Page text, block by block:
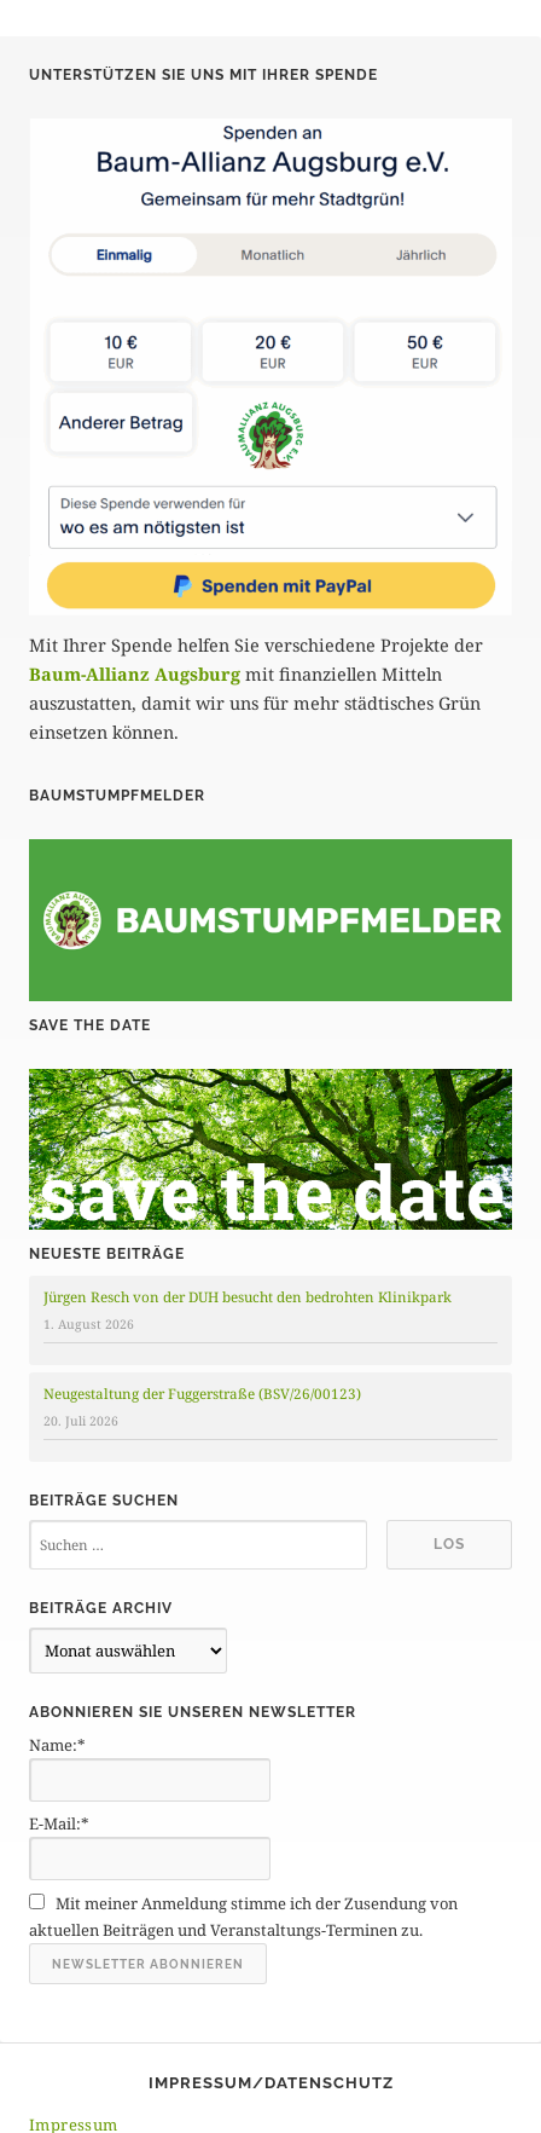
UNTERSTÜTZEN SIE UNS MIT IHRER SPENDE
Mit Ihrer Spende helfen Sie verschiedene Projekte der
Baum-Allianz Augsburg mit finanziellen Mitteln
auszustatten, damit wir uns für mehr städtisches Grün
einsetzen können.
BAUMSTUMPFMELDER
SAVE THE DATE
NEUESTE BEITRÄGE
Jürgen Resch von der DUH besucht den bedrohten Klinikpark
1. August 2026
Neugestaltung der Fuggerstraße (BSV/26/00123)
20. Juli 2026
BEITRÄGE SUCHEN
BEITRÄGE ARCHIV
e
t
r
g
e
r
c
h
v
ABONNIEREN SIE UNSEREN NEWSLETTER
Name:*
E-Mail:*
Mit meiner Anmeldung stimme ich der Zusendung von
aktuellen Beiträgen und Veranstaltungs-Terminen zu.
IMPRESSUM/DATENSCHUTZ
Impressum